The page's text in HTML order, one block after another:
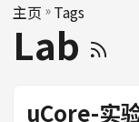
主页 » Tags
Lab
uCore-实